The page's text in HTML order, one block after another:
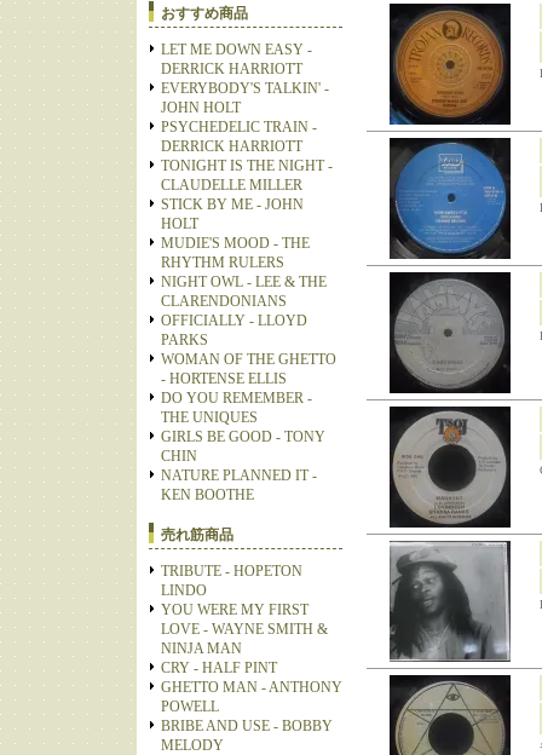
おすすめ商品
LET ME DOWN EASY -
DERRICK HARRIOTT
EVERYBODY'S TALKIN' -
JOHN HOLT
PSYCHEDELIC TRAIN -
DERRICK HARRIOTT
TONIGHT IS THE NIGHT -
CLAUDELLE MILLER
STICK BY ME - JOHN
HOLT
MUDIE'S MOOD - THE
RHYTHM RULERS
NIGHT OWL - LEE & THE
CLARENDONIANS
OFFICIALLY - LLOYD
PARKS
WOMAN OF THE GHETTO
- HORTENSE ELLIS
DO YOU REMEMBER -
THE UNIQUES
GIRLS BE GOOD - TONY
CHIN
NATURE PLANNED IT -
KEN BOOTHE
売れ筋商品
TRIBUTE - HOPETON
LINDO
YOU WERE MY FIRST
LOVE - WAYNE SMITH &
NINJA MAN
CRY - HALF PINT
GHETTO MAN - ANTHONY
POWELL
BRIBE AND USE - BOBBY
MELODY